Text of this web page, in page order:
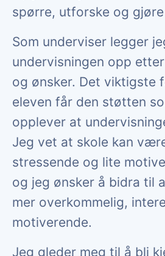
spørre, utforske og
Som underviser legger
undervisningen opp
og ønsker. Det viktigste
eleven får den støtten
opplever at
Jeg vet at skole kan
stressende og lite
og jeg ønsker å bidra til
mer overkommelig,
motiverende.
Jeg gleder meg til å bli